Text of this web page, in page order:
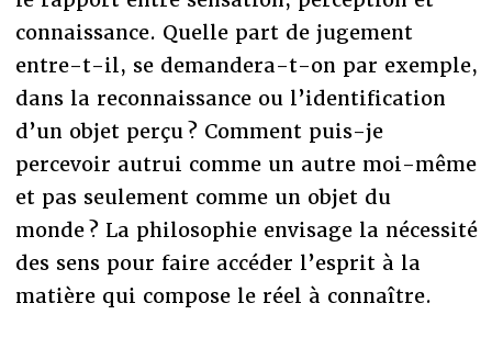
connaissance. Quelle part de jugement
entre-t-il, se demandera-t-on par exemple,
dans la reconnaissance ou l’identification
d’un objet perçu ? Comment puis-je
percevoir autrui comme un autre moi-même
et pas seulement comme un objet du
monde ? La philosophie envisage la nécessité
des sens pour faire accéder l’esprit à la
matière qui compose le réel à connaître.